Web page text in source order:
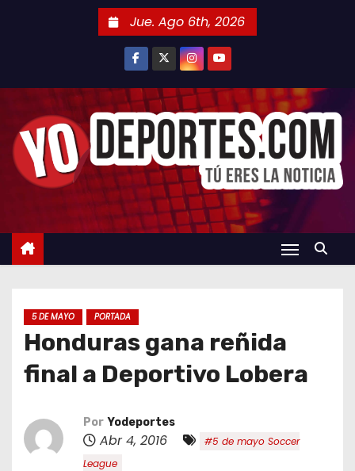
n
Jue. Ago 6th, 2026
5 DE MAYO PORTADA
Honduras gana reñida
final a Deportivo Lobera
Por Yodeportes
Abr 4, 2016
#5 de mayo Soccer
League